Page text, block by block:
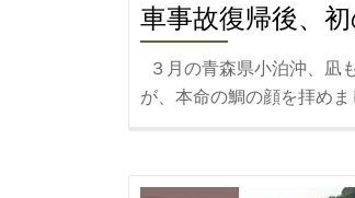
車事故復帰後、
３月の青森県小泊沖、凪
が、本命の鯛の顔を拝め